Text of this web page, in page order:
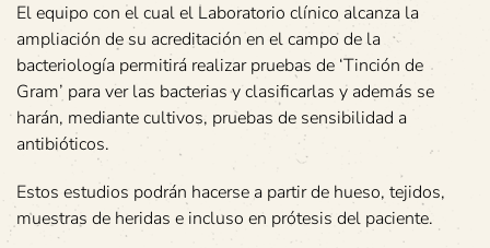
El equipo con el cual el Laboratorio clínico alcanza la
ampliación de su acreditación en el campo de la
bacteriología permitirá realizar pruebas de ‘Tinción de
Gram’ para ver las bacterias y clasificarlas y además se
harán, mediante cultivos, pruebas de sensibilidad a
antibióticos.
Estos estudios podrán hacerse a partir de hueso, tejidos,
muestras de heridas e incluso en prótesis del paciente.